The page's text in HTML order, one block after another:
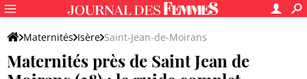
Maternités Isère Saint-Jean-de-Moirans
Maternités près de Saint Jean de